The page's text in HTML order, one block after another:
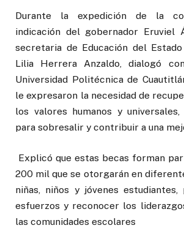
Durante la expedición de la
indicación del gobernador Eruviel
secretaria de Educación del
Lilia Herrera Anzaldo, dialogó
Universidad Politécnica de
le expresaron la necesidad de
los valores humanos y
para sobresalir y contribuir a una
Explicó que estas becas forman
200 mil que se otorgarán en
niñas, niños y jóvenes estudiantes,
esfuerzos y reconocer los
las comunidades escolares